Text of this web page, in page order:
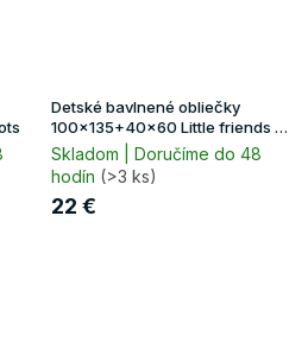
Detské bavlnené obliečky
100x135+40x60 Little friends -
modrá
Skladom | Doručíme do 48
hodín (>3 ks)
22 €